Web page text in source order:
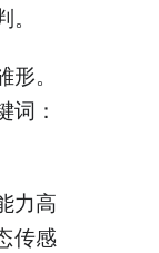
。
词：
力高
传感